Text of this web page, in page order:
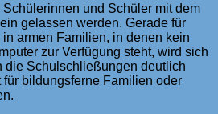
und Schüler mit dem
gelassen werden. Gerade für
armen Familien, in denen kein
zur Verfügung steht, wird sich
die Schulschließungen deutlich
bildungsferne Familien oder